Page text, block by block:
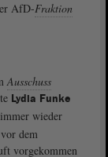
AfD-Fraktion
Ausschuss
Lydia Funke
wieder
dem
vorgekommen